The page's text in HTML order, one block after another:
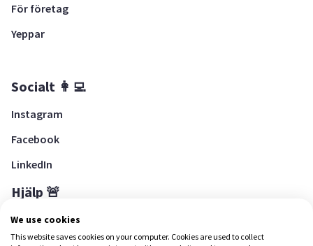
För företag
Yeppar
Socialt 👩‍💻
Instagram
Facebook
LinkedIn
Hjälp 🚨
Hjälpcenter
We use cookies
This website saves cookies on your computer. Cookies are used to collect